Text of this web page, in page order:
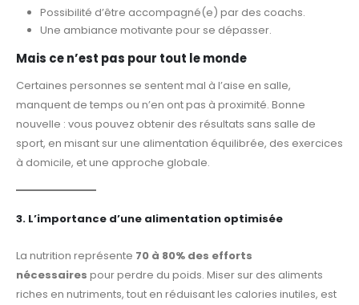
Possibilité d’être accompagné(e) par des coachs.
Une ambiance motivante pour se dépasser.
Mais ce n’est pas pour tout le monde
Certaines personnes se sentent mal à l’aise en salle,
manquent de temps ou n’en ont pas à proximité. Bonne
nouvelle : vous pouvez obtenir des résultats sans salle de
sport, en misant sur une alimentation équilibrée, des exercices
à domicile, et une approche globale.
3. L’importance d’une alimentation optimisée
La nutrition représente 70 à 80% des efforts
nécessaires pour perdre du poids. Miser sur des aliments
riches en nutriments, tout en réduisant les calories inutiles, est